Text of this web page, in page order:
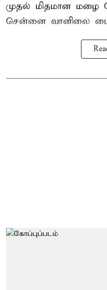
முதல் மிதமான மழை
சென்னை வானிலை